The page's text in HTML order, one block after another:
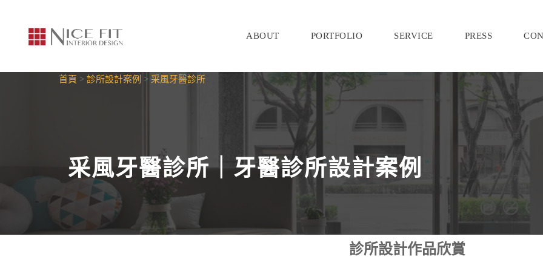
ABOUT PORTFOLIO SERVICE PRESS
首頁 > 診所設計案例 > 采風牙醫診所
采風牙醫診所｜牙醫診所設計案例
診所設計作品欣賞